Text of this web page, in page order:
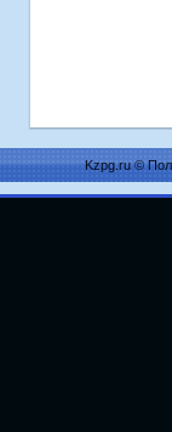
Kzpg.ru ©